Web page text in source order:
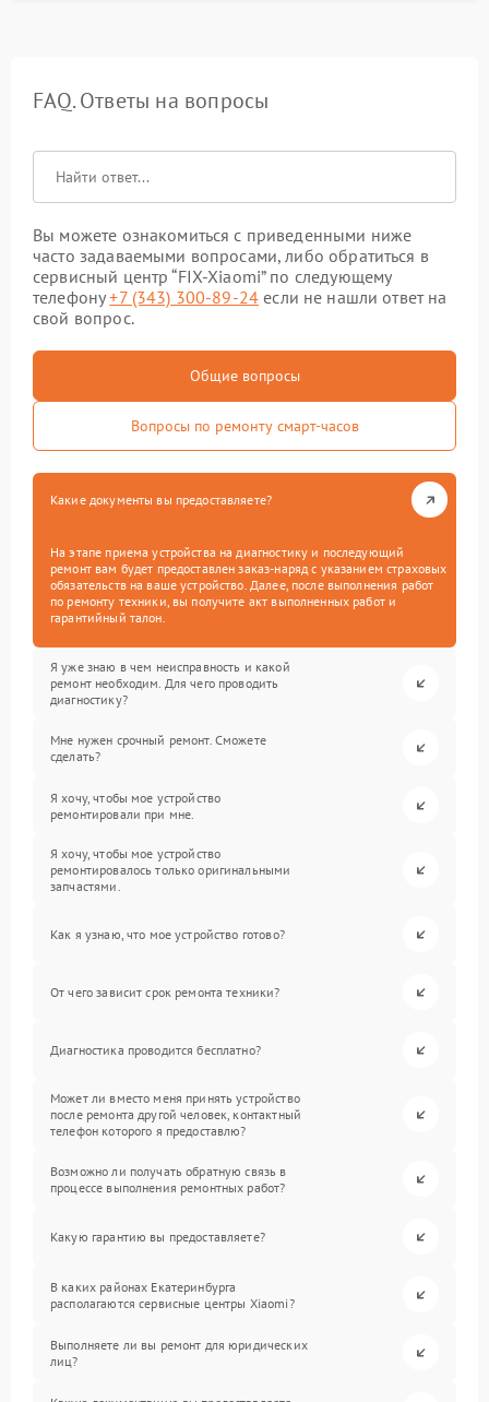
FAQ. Ответы на вопросы
Вы можете ознакомиться с приведенными ниже
часто задаваемыми вопросами, либо обратиться в
сервисный центр “FIX-Xiaomi” по следующему
телефону+7 (343) 300-89-24 если не нашли ответ на
свой вопрос.
Общие вопросы
Вопросы по ремонту смарт-часов
Какие документы вы предоставляете?
На этапе приема устройства на диагностику и последующий
ремонт вам будет предоставлен заказ-наряд с указанием страховых
обязательств на ваше устройство. Далее, после выполнения работ
по ремонту техники, вы получите акт выполненных работ и
гарантийный талон.
Я уже знаю в чем неисправность и какой
ремонт необходим. Для чего проводить
диагностику?
Мне нужен срочный ремонт. Сможете
сделать?
Я хочу, чтобы мое устройство
ремонтировали при мне.
Я хочу, чтобы мое устройство
ремонтировалось только оригинальными
запчастями.
Как я узнаю, что мое устройство готово?
От чего зависит срок ремонта техники?
Диагностика проводится бесплатно?
Может ли вместо меня принять устройство
после ремонта другой человек, контактный
телефон которого я предоставлю?
Возможно ли получать обратную связь в
процессе выполнения ремонтных работ?
Какую гарантию вы предоставляете?
В каких районах Екатеринбурга
располагаются сервисные центры Xiaomi?
Выполняете ли вы ремонт для юридических
лиц?